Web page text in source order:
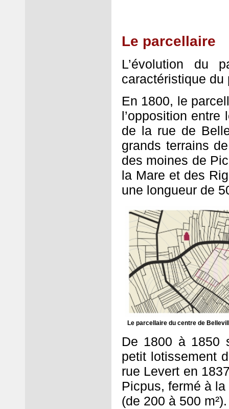
Le parcellaire
L’évolution du
caractéristique du
En 1800, le
l’opposition entre
de la rue de
grands terrains
des moines de
la Mare et des
une longueur de
Le parcellaire du centre de
De 1800 à 1850
petit lotissement
rue Levert en
Picpus, fermé à
(de 200 à 500 m²).